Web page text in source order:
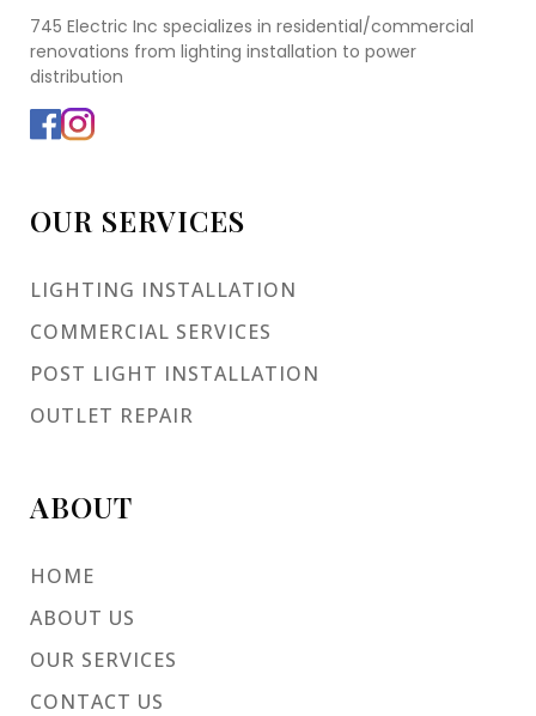
745 Electric Inc specializes in residential/commercial
renovations from lighting installation to power
distribution
OUR SERVICES
LIGHTING INSTALLATION
COMMERCIAL SERVICES
POST LIGHT INSTALLATION
OUTLET REPAIR
ABOUT
HOME
ABOUT US
OUR SERVICES
CONTACT US